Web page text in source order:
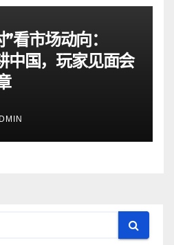
看市场动向：
国，玩家见面会